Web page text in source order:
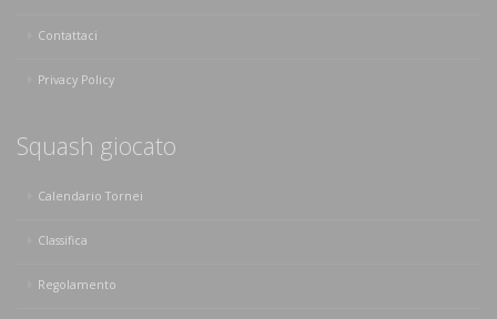
Contattaci
Privacy Policy
Squash giocato
Calendario Tornei
Classifica
Regolamento